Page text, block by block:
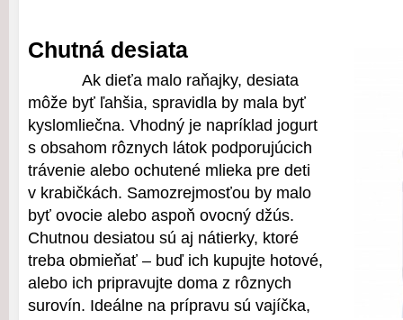
Chutná desiata
Ak dieťa malo raňajky, desiata
môže byť ľahšia, spravidla by mala byť
kyslomliečna. Vhodný je napríklad jogurt
s obsahom rôznych látok podporujúcich
trávenie alebo ochutené mlieka pre deti
v krabičkách. Samozrejmosťou by malo
byť ovocie alebo aspoň ovocný džús.
Chutnou desiatou sú aj nátierky, ktoré
treba obmieňať – buď ich kupujte hotové,
alebo ich pripravujte doma z rôznych
surovín. Ideálne na prípravu sú vajíčka,